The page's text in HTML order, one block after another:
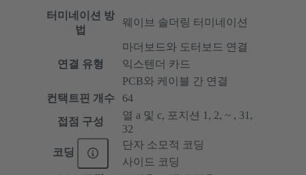
터미네이션 방
법
웨이브 솔더링 터미네이션
연결 유형
마더보드와 도터보드 연결
익스텐더 카드
PCB와 케이블 간 연결
컨택트핀 개수
64
접점 구성
열 a 및 c, 포지션 1, 2, ~ , 31,
32
코딩
단자 소모적 코딩
사이드 코딩